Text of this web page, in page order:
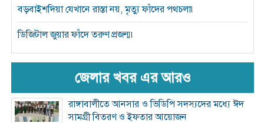
বড়বাইশদিয়া যেখানে রাস্তা নয়, মৃত্যু ফাঁদের পথচলা৷
ডিজিটাল জুয়ার ফাঁদে তরুণ প্রজন্ম৷
জেলার খবর এর আরও
রাঙ্গাবালীতে আনসার ও ভিডিপি সদস্যদের মধ্যে ঈদ
সামগ্রী বিতরণ ও ইফতার আয়োজন